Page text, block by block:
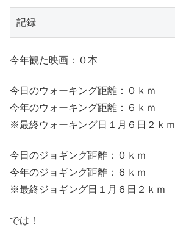
記録
今年観た映画：０本
今日のウォーキング距離：０ｋｍ
今年のウォーキング距離：６ｋｍ
※最終ウォーキング日１月６日２ｋｍ
今日のジョギング距離：０ｋｍ
今年のジョギング距離：６ｋｍ
※最終ジョギング日１月６日２ｋｍ
では！